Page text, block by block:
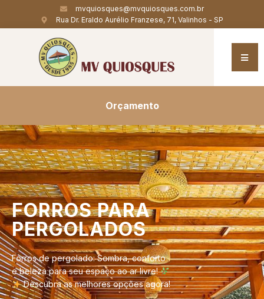
mvquiosques@mvquiosques.com.br
Rua Dr. Eraldo Aurélio Franzese, 71, Valinhos - SP
Orçamento
FORROSPARA
PERGOLADOS
Forros de pergolado: Sombra, conforto
e beleza para seu espaço ao ar livre!
Descubra as melhores opções agora!